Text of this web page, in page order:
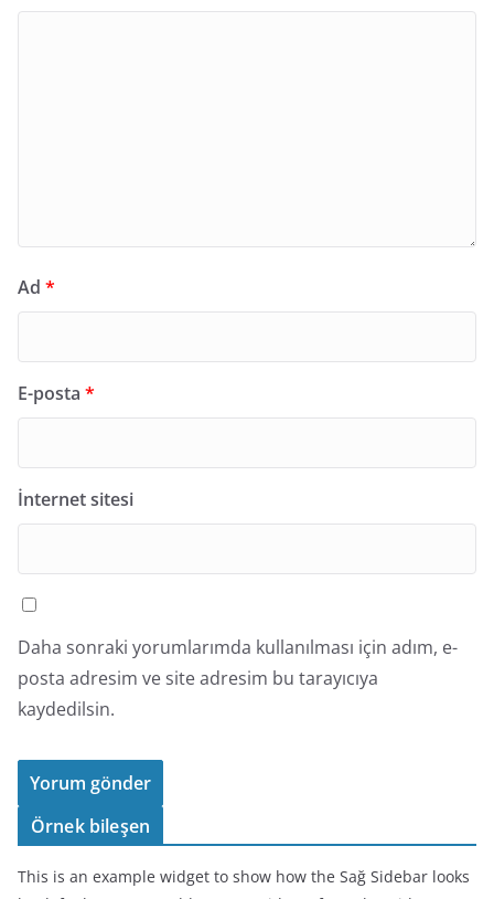
Ad *
E-posta *
İnternet sitesi
Daha sonraki yorumlarımda kullanılması için adım, e-
posta adresim ve site adresim bu tarayıcıya
kaydedilsin.
Örnek bileşen
This is an example widget to show how the Sağ Sidebar looks